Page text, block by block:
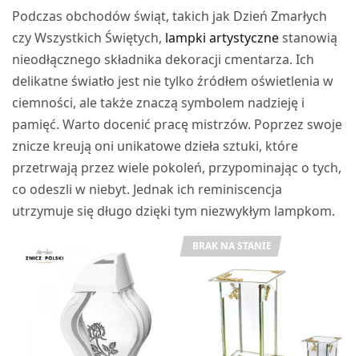
Podczas obchodów świąt, takich jak Dzień Zmarłych
czy Wszystkich Świętych, lampki artystycznestanowią
nieodłącznego składnika dekoracji cmentarza. Ich
delikatne światło jest nie tylko źródłem oświetlenia w
ciemności, ale także znaczą symbolem nadzieję i
pamięć. Warto docenić pracę mistrzów. Poprzez swoje
znicze kreują oni unikatowe dzieła sztuki, które
przetrwają przez wiele pokoleń, przypominając o tych,
co odeszli w niebyt. Jednak ich reminiscencja
utrzymuje się długo dzięki tym niezwykłym lampkom.
BRAK NA STANIE